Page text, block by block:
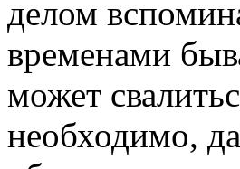
делом
временами
может
необходимо,